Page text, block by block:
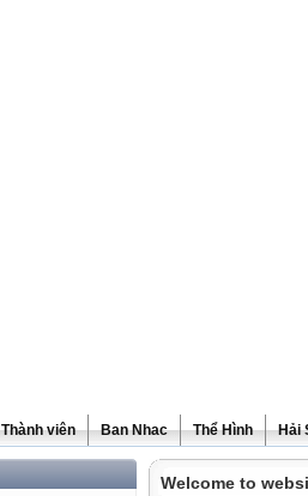
Thành viên Ban Nhac Thể Hình Hải
Welcome to